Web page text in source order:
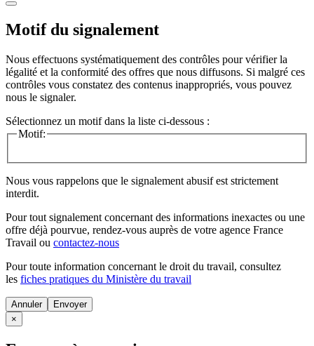
Motif du signalement
Nous effectuons systématiquement des contrôles pour vérifier la
légalité et la conformité des offres que nous diffusons. Si malgré ces
contrôles vous constatez des contenus inappropriés, vous pouvez
nous le signaler.
Sélectionnez un motif dans la liste ci-dessous :
Motif:
Nous vous rappelons que le signalement abusif est strictement
interdit.
Pour tout signalement concernant des informations inexactes ou une
offre déjà pourvue, rendez-vous auprès de votre agence France
Travail ou contactez-nous
Pour toute information concernant le droit du travail, consultez
les fiches pratiques du Ministère du travail
Annuler
×